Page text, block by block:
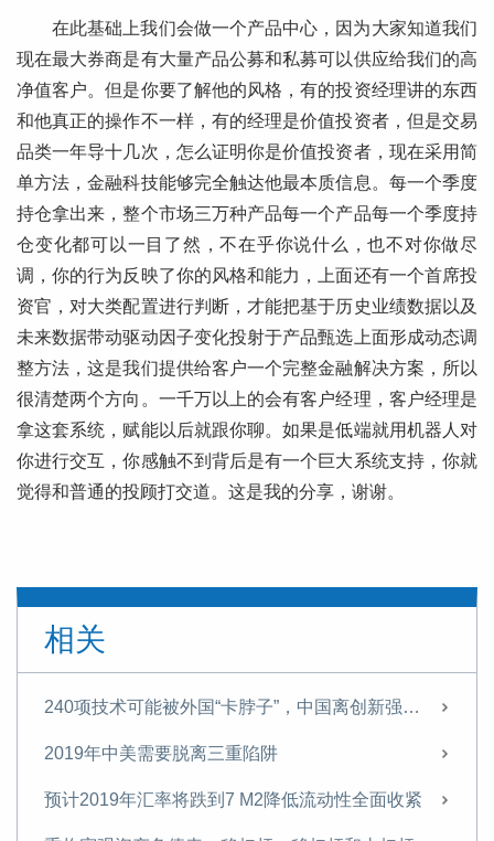
在此基础上我们会做一个产品中心，因为大家知道我们
现在最大券商是有大量产品公募和私募可以供应给我们的高
净值客户。但是你要了解他的风格，有的投资经理讲的东西
和他真正的操作不一样，有的经理是价值投资者，但是交易
品类一年导十几次，怎么证明你是价值投资者，现在采用简
单方法，金融科技能够完全触达他最本质信息。每一个季度
持仓拿出来，整个市场三万种产品每一个产品每一个季度持
仓变化都可以一目了然，不在乎你说什么，也不对你做尽
调，你的行为反映了你的风格和能力，上面还有一个首席投
资官，对大类配置进行判断，才能把基于历史业绩数据以及
未来数据带动驱动因子变化投射于产品甄选上面形成动态调
整方法，这是我们提供给客户一个完整金融解决方案，所以
很清楚两个方向。一千万以上的会有客户经理，客户经理是
拿这套系统，赋能以后就跟你聊。如果是低端就用机器人对
你进行交互，你感触不到背后是有一个巨大系统支持，你就
觉得和普通的投顾打交道。这是我的分享，谢谢。
相关
240项技术可能被外国“卡脖子”，中国离创新强国还有多远？
2019年中美需要脱离三重陷阱
预计2019年汇率将跌到7 M2降低流动性全面收紧